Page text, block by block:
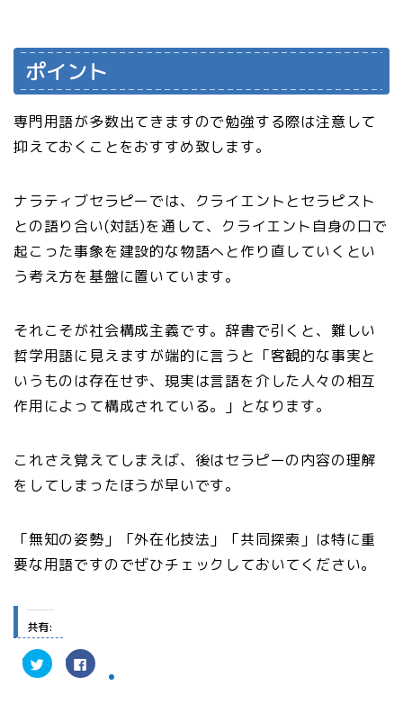
ポイント
専門用語が多数出てきますので勉強する際は注意して
抑えておくことをおすすめ致します。
ナラティブセラピーでは、クライエントとセラピスト
との語り合い(対話)を通して、クライエント自身の口で
起こった事象を建設的な物語へと作り直していくとい
う考え方を基盤に置いています。
それこそが社会構成主義です。辞書で引くと、難しい
哲学用語に見えますが端的に言うと「客観的な事実と
いうものは存在せず、現実は言語を介した人々の相互
作用によって構成されている。」となります。
これさえ覚えてしまえば、後はセラピーの内容の理解
をしてしまったほうが早いです。
「無知の姿勢」「外在化技法」「共同探索」は特に重
要な用語ですのでぜひチェックしておいてください。
共有:
ク
リ
F
a